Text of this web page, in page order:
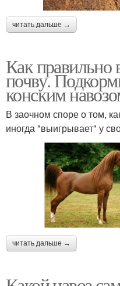
читать дальше →
Как правильно
почву.
конским
В заочном споре о том,
иногда "выигрывает" у
читать дальше →